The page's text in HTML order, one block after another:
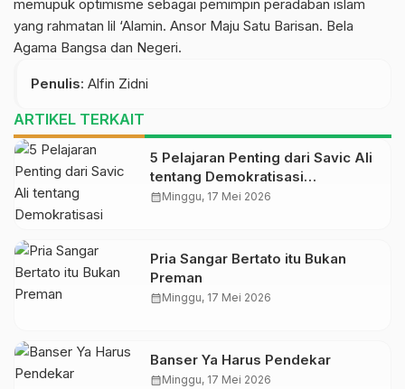
memupuk optimisme sebagai pemimpin peradaban islam
yang rahmatan lil ‘Alamin. Ansor Maju Satu Barisan. Bela
Agama Bangsa dan Negeri.
Penulis: Alfin Zidni
ARTIKEL TERKAIT
5 Pelajaran Penting dari Savic Ali
tentang Demokratisasi
Pengetahuan
calendar_monthMinggu, 17 Mei 2026
Pria Sangar Bertato itu Bukan
Preman
calendar_monthMinggu, 17 Mei 2026
Banser Ya Harus Pendekar
calendar_monthMinggu, 17 Mei 2026